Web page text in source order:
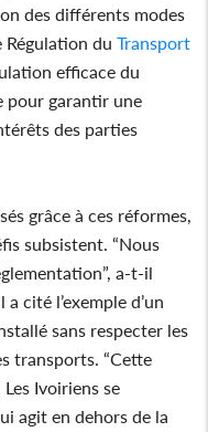
des différents modes
Régulation duTransport
efficace du
garantir une
des parties
grâce à ces réformes,
subsistent. “Nous
a-t-il
cité l’exemple d’un
sans respecter les
transports. “Cette
Ivoiriens se
agit en dehors de la